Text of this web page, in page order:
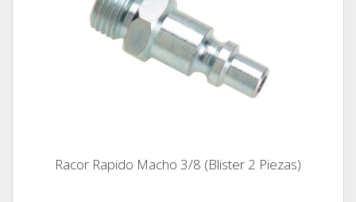
Racor Rapido Macho 3/8 (Blister 2 Piezas)